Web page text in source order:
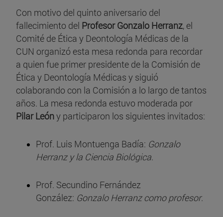
Con motivo del quinto aniversario del
fallecimiento del Profesor Gonzalo Herranz, el
Comité de Ética y Deontología Médicas de la
CUN organizó esta mesa redonda para recordar
a quien fue primer presidente de la Comisión de
Ética y Deontología Médicas y siguió
colaborando con la Comisión a lo largo de tantos
años. La mesa redonda estuvo moderada por
Pilar Leóny participaron los siguientes invitados:
Prof. Luis Montuenga Badía: Gonzalo
Herranz y la Ciencia Biológica.
Prof. Secundino Fernández
González: Gonzalo Herranz como profesor.